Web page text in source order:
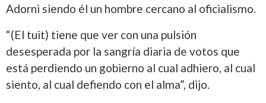
Adorni siendo él un hombre cercano al oficialismo.
“(El tuit) tiene que ver con una pulsión
desesperada por la sangría diaria de votos que
está perdiendo un gobierno al cual adhiero, al cual
siento, al cual defiendo con el alma”, dijo.